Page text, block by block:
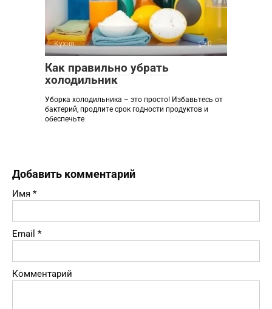
Кухня 0
Как правильно убрать
холодильник
Уборка холодильника – это просто! Избавьтесь от
бактерий, продлите срок годности продуктов и
обеспечьте
Добавить комментарий
Имя *
Email *
Комментарий